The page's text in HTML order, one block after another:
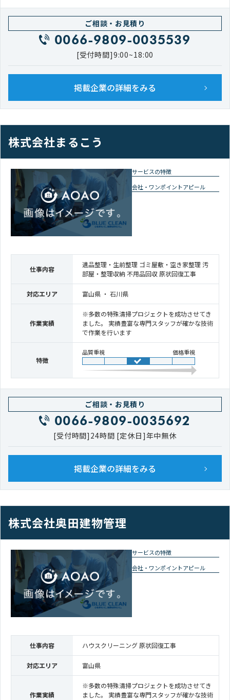
ご相談・お見積り
0066-9809-0035539
[受付時間]9:00~18:00
掲載企業の詳細をみる
株式会社まるこう
サービスの特徴
会社・ワンポイントアピール
仕事内容
遺品整理・生前整理 ゴミ屋敷・空き家整理 汚
部屋・整理収納 不用品回収 原状回復工事
対応エリア 富山県 ・ 石川県
作業実績
※多数の特殊清掃プロジェクトを成功させてき
ました。 実績豊富な専門スタッフが確かな技術
で作業を行います
特徴
品質重視 価格重視
ご相談・お見積り
0066-9809-0035692
[受付時間]24時間 [定休日]年中無休
掲載企業の詳細をみる
株式会社奥田建物管理
サービスの特徴
会社・ワンポイントアピール
仕事内容 ハウスクリーニング 原状回復工事
対応エリア 富山県
作業実績
※多数の特殊清掃プロジェクトを成功させてき
ました。 実績豊富な専門スタッフが確かな技術